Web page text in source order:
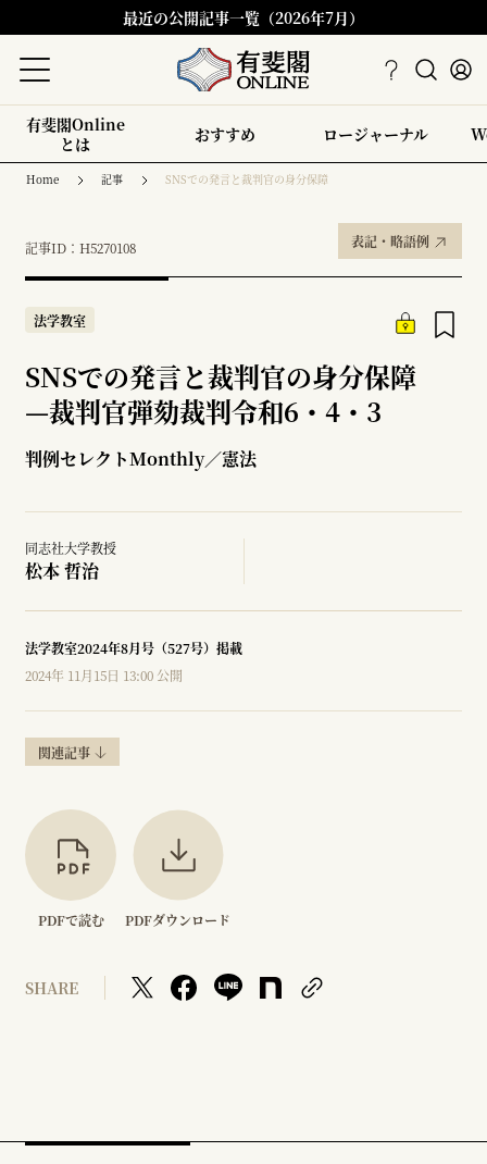
最近の公開記事一覧（2026年7月）
有斐閣Online
とは
おすすめ ロージャーナル
Home 記事 SNSでの発言と裁判官の身分保障
記事ID：H5270108 表記・略語例
法学教室
SNSでの発言と裁判官の身分保障
—裁判官弾劾裁判令和6・4・3
判例セレクトMonthly／憲法
同志社大学教授
松本 哲治
法学教室2024年8月号（527号）掲載
2024年 11月15日 13:00 公開
関連記事
PDFで読む PDFダウンロード
SHARE